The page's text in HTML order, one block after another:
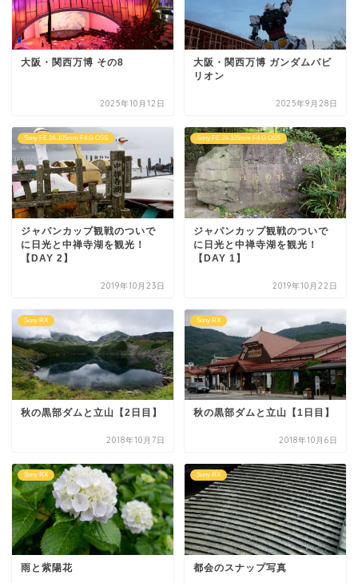
大阪・関西万博 その8
2025年10月12日
大阪・関西万博 ガンダムパビ
リオン
2025年9月28日
Sony FE 24-105mm F4 G OSS
ジャパンカップ観戦のついで
に日光と中禅寺湖を観光！
【DAY 2】
2019年10月23日
Sony FE 24-105mm F4 G OSS
ジャパンカップ観戦のついで
に日光と中禅寺湖を観光！
【DAY 1】
2019年10月22日
Sony RX
秋の黒部ダムと立山【2日目】
2018年10月7日
Sony RX
秋の黒部ダムと立山【1日目】
2018年10月6日
Sony RX
雨と紫陽花
Sony RX
都会のスナップ写真